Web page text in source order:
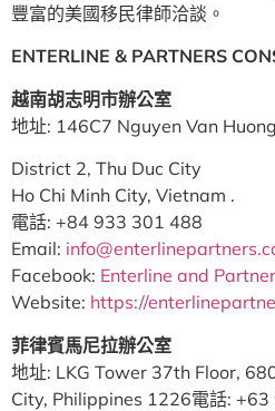
豐富的美國移民律師洽談。
ENTERLINE & PARTNERS
越南胡志明市辦公室
地址: 146C7 Nguyen Van
District 2, Thu Duc City
Ho Chi Minh City, Vietnam .
電話: +84 933 301 488
Email:
Facebook: Enterline and
Website: https://
菲律賓馬尼拉辦公室
地址: LKG Tower 37th Floor,
City, Philippines 1226電話: